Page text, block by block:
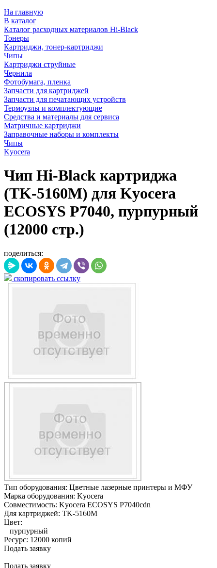
На главную
В каталог
Каталог расходных материалов Hi-Black
Тонеры
Картриджи, тонер-картриджи
Чипы
Картриджи струйные
Чернила
Фотобумага, пленка
Запчасти для картриджей
Запчасти для печатающих устройств
Термоузлы и комплектующие
Средства и материалы для сервиса
Матричные картриджи
Заправочные наборы и комплекты
Чипы
Kyocera
Чип Hi-Black картриджа
(TK-5160M) для Kyocera
ECOSYS P7040, пурпурный
(12000 стр.)
поделиться:
скопировать ссылку
Тип оборудования: Цветные лазерные принтеры и МФУ
Марка оборудования: Kyocera
Совместимость: Kyocera ECOSYS P7040cdn
Для картриджей: TK-5160M
Цвет:
пурпурный
Ресурс: 12000 копий
Подать заявку
Подать заявку